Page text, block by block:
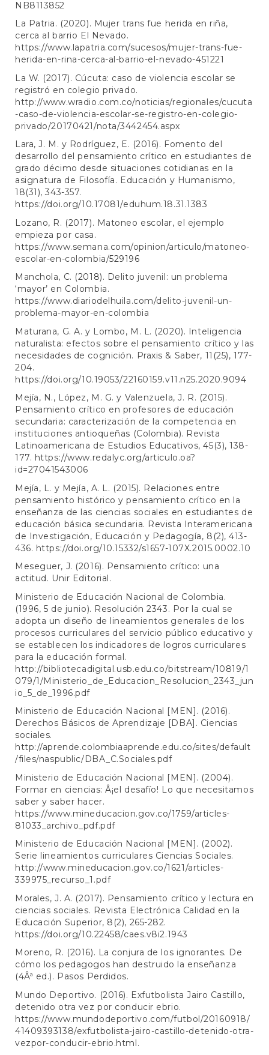
NB8113852
La Patria. (2020). Mujer trans fue herida en riña,
cerca al barrio El Nevado.
https://www.lapatria.com/sucesos/mujer-trans-fue-
herida-en-rina-cerca-al-barrio-el-nevado-451221
La W. (2017). Cúcuta: caso de violencia escolar se
registró en colegio privado.
http://www.wradio.com.co/noticias/regionales/cucuta
-caso-de-violencia-escolar-se-registro-en-colegio-
privado/20170421/nota/3442454.aspx
Lara, J. M. y Rodríguez, E. (2016). Fomento del
desarrollo del pensamiento crítico en estudiantes de
grado décimo desde situaciones cotidianas en la
asignatura de Filosofía. Educación y Humanismo,
18(31), 343-357.
https://doi.org/10.17081/eduhum.18.31.1383
Lozano, R. (2017). Matoneo escolar, el ejemplo
empieza por casa.
https://www.semana.com/opinion/articulo/matoneo-
escolar-en-colombia/529196
Manchola, C. (2018). Delito juvenil: un problema
‘mayor’ en Colombia.
https://www.diariodelhuila.com/delito-juvenil-un-
problema-mayor-en-colombia
Maturana, G. A. y Lombo, M. L. (2020). Inteligencia
naturalista: efectos sobre el pensamiento crítico y las
necesidades de cognición. Praxis & Saber, 11(25), 177-
204.
https://doi.org/10.19053/22160159.v11.n25.2020.9094
Mejía, N., López, M. G. y Valenzuela, J. R. (2015).
Pensamiento crítico en profesores de educación
secundaria: caracterización de la competencia en
instituciones antioqueñas (Colombia). Revista
Latinoamericana de Estudios Educativos, 45(3), 138-
177. https://www.redalyc.org/articulo.oa?
id=27041543006
Mejía, L. y Mejía, A. L. (2015). Relaciones entre
pensamiento histórico y pensamiento crítico en la
enseñanza de las ciencias sociales en estudiantes de
educación básica secundaria. Revista Interamericana
de Investigación, Educación y Pedagogía, 8(2), 413-
436. https://doi.org/10.15332/s1657-107X.2015.0002.10
Meseguer, J. (2016). Pensamiento crítico: una
actitud. Unir Editorial.
Ministerio de Educación Nacional de Colombia.
(1996, 5 de junio). Resolución 2343. Por la cual se
adopta un diseño de lineamientos generales de los
procesos curriculares del servicio público educativo y
se establecen los indicadores de logros curriculares
para la educación formal.
http://bibliotecadigital.usb.edu.co/bitstream/10819/1
079/1/Ministerio_de_Educacion_Resolucion_2343_jun
io_5_de_1996.pdf
Ministerio de Educación Nacional [MEN]. (2016).
Derechos Básicos de Aprendizaje [DBA]. Ciencias
sociales.
http://aprende.colombiaaprende.edu.co/sites/default
/files/naspublic/DBA_C.Sociales.pdf
Ministerio de Educación Nacional [MEN]. (2004).
Formar en ciencias: Â¡el desafío! Lo que necesitamos
saber y saber hacer.
https://www.mineducacion.gov.co/1759/articles-
81033_archivo_pdf.pdf
Ministerio de Educación Nacional [MEN]. (2002).
Serie lineamientos curriculares Ciencias Sociales.
http://www.mineducacion.gov.co/1621/articles-
339975_recurso_1.pdf
Morales, J. A. (2017). Pensamiento crítico y lectura en
ciencias sociales. Revista Electrónica Calidad en la
Educación Superior, 8(2), 265-282.
https://doi.org/10.22458/caes.v8i2.1943
Moreno, R. (2016). La conjura de los ignorantes. De
cómo los pedagogos han destruido la enseñanza
(4Âª ed.). Pasos Perdidos.
Mundo Deportivo. (2016). Exfutbolista Jairo Castillo,
detenido otra vez por conducir ebrio.
https://www.mundodeportivo.com/futbol/20160918/
41409393138/exfutbolista-jairo-castillo-detenido-otra-
vezpor-conducir-ebrio.html.